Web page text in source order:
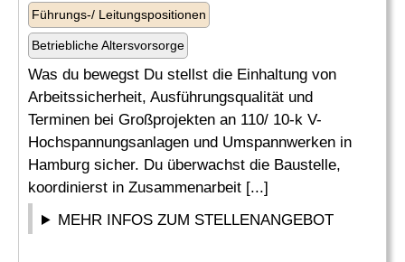
Führungs-/ Leitungspositionen
Betriebliche Altersvorsorge
Was du bewegst Du stellst die Einhaltung von
Arbeitssicherheit, Ausführungsqualität und
Terminen bei Großprojekten an 110/ 10-k V-
Hochspannungsanlagen und Umspannwerken in
Hamburg sicher. Du überwachst die Baustelle,
koordinierst in Zusammenarbeit [...]
MEHR INFOS ZUM STELLENANGEBOT